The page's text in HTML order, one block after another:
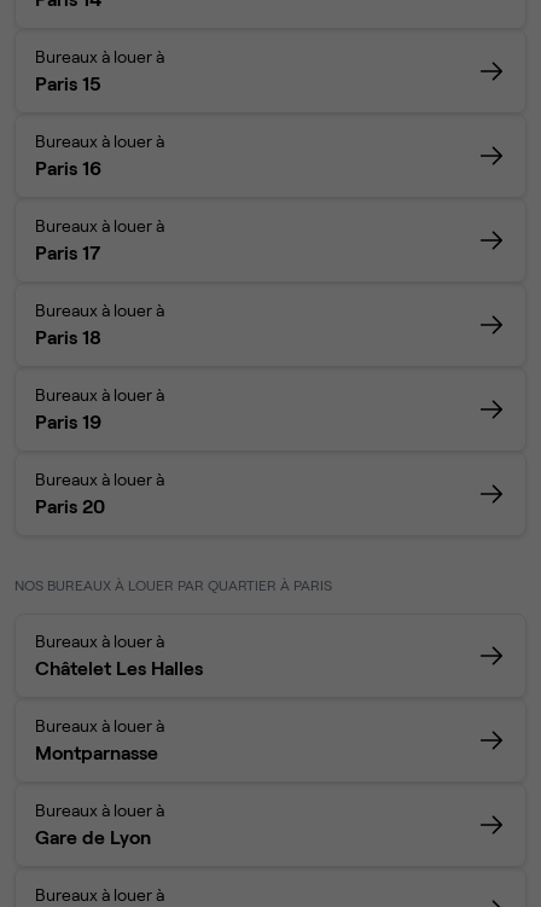
Bureaux à louer à
Paris 15
Bureaux à louer à
Paris 16
Bureaux à louer à
Paris 17
Bureaux à louer à
Paris 18
Bureaux à louer à
Paris 19
Bureaux à louer à
Paris 20
NOS BUREAUX À LOUER PAR QUARTIER À PARIS
Bureaux à louer à
Châtelet Les Halles
Bureaux à louer à
Montparnasse
Bureaux à louer à
Gare de Lyon
Bureaux à louer à